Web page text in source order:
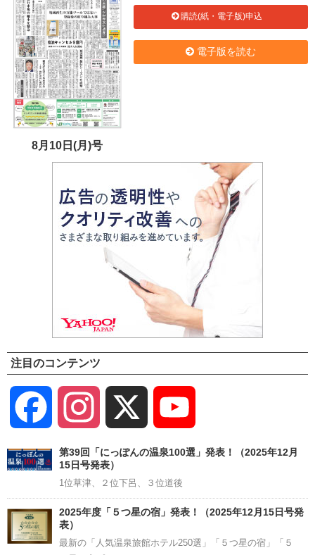
8月10日(月)号
購読(紙・電子版)申込
電子版を読む
注目のコンテンツ
Facebook Instagram
Channel
第39回「にっぽんの温泉100選」発表！（2025年12月
15日号発表）
1位草津、２位下呂、３位道後
2025年度「５つ星の宿」発表！（2025年12月15日号発
表）
最新の「人気温泉旅館ホテル250選」「５つ星の宿」「５